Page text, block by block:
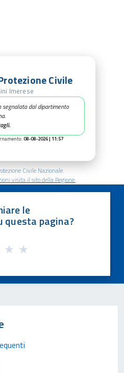
Civile
Imerese
segnalata dal dipartimento
08-08-2026 | 11:57
Civile Nazionale.
visita il sito della Regione.
le
questa pagina?